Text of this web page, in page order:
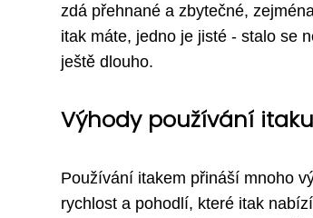
zdá přehnané a zbytečné,
itak máte, jedno je jisté - stalo se
ještě dlouho.
Výhody používání itaku
Používání itakem přináší mnoho
rychlost a pohodlí, které itak